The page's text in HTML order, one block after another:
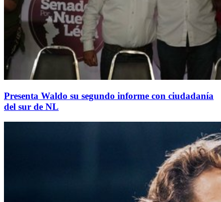
Presenta Waldo su segundo informe con ciudadanía
del sur de NL